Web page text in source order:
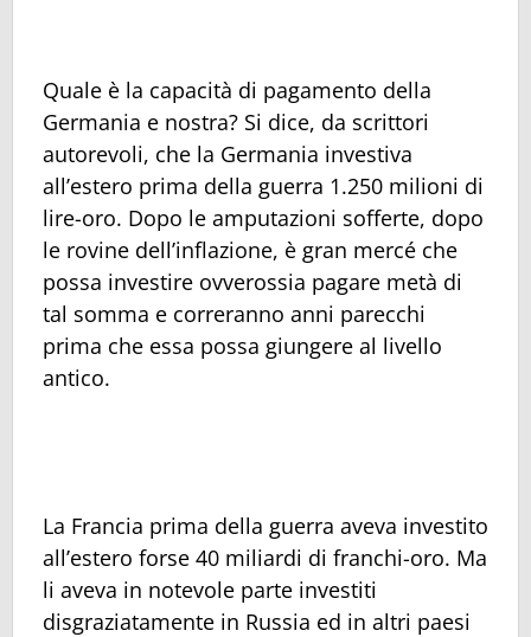
Quale è la capacità di pagamento della
Germania e nostra? Si dice, da scrittori
autorevoli, che la Germania investiva
all’estero prima della guerra 1.250 milioni di
lire-oro. Dopo le amputazioni sofferte, dopo
le rovine dell’inflazione, è gran mercé che
possa investire ovverossia pagare metà di
tal somma e correranno anni parecchi
prima che essa possa giungere al livello
antico.
La Francia prima della guerra aveva investito
all’estero forse 40 miliardi di franchi-oro. Ma
li aveva in notevole parte investiti
disgraziatamente in Russia ed in altri paesi